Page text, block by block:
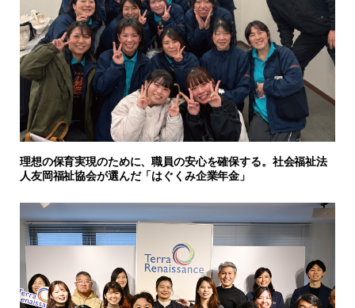
理想の保育実現のために、職員の安心を確保する。社会福祉法
人友岡福祉協会が選んだ「はぐくみ企業年金」